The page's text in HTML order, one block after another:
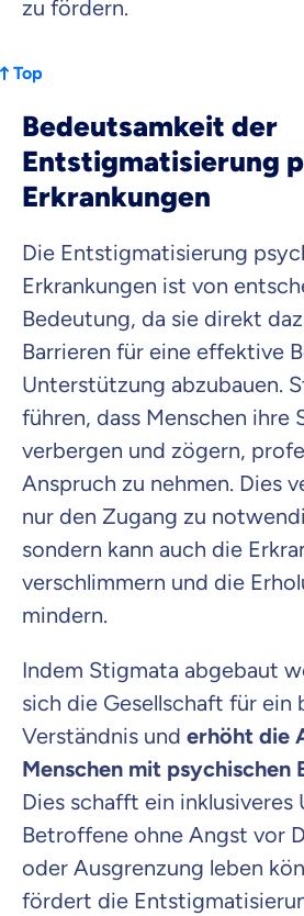
zu fördern.
Top
Bedeutsamkeit der
Entstigmatisierung
Erkrankungen
Die Entstigmatisierung
Erkrankungen ist von
Bedeutung, da sie direkt
Barrieren für eine effektive
Unterstützung abzubauen.
führen, dass Menschen ihre
verbergen und zögern,
Anspruch zu nehmen. Dies
nur den Zugang zu
sondern kann auch die
verschlimmern und die
mindern.
Indem Stigmata abgebaut
sich die Gesellschaft für ein
Verständnis und erhöht die
Menschen mit psychischen
Dies schafft ein inklusiveres
Betroffene ohne Angst vor
oder Ausgrenzung leben
fördert die